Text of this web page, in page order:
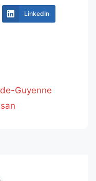
LinkedIn
Guyenne